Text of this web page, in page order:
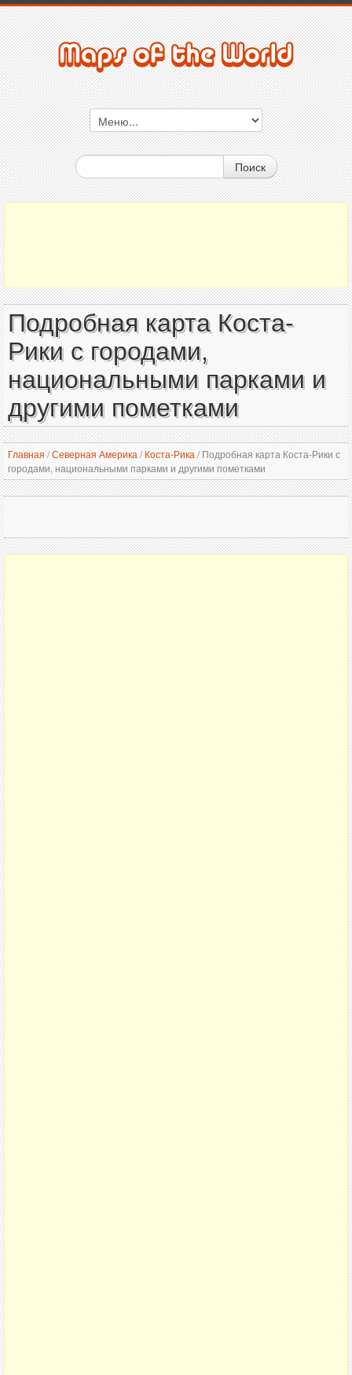
Поиск
Подробная карта Коста-
Рики с городами,
национальными парками и
другими пометками
Главная /Северная Америка / Коста-Рика /Подробная карта Коста-Рики с
городами, национальными парками и другими пометками